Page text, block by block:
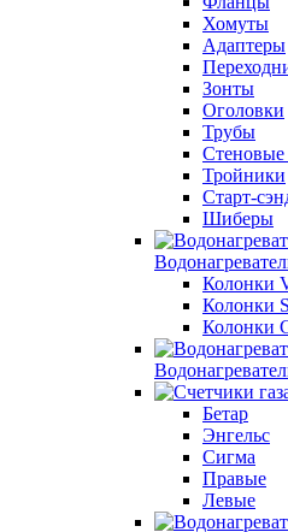
Хомуты
Адаптеры
Зонты
Оголовки
Трубы
Тройники
Старт-
Шиберы
Колонки
Колонки
Колонки
Бетар
Энгельс
Сигма
Правые
Левые